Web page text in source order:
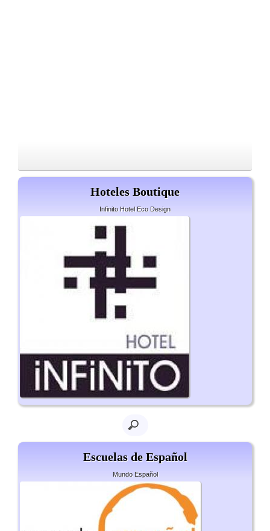
Hoteles Boutique
Infinito Hotel Eco Design
Escuelas de Español
Mundo Español